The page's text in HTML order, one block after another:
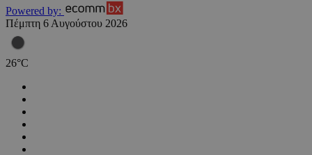
Powered by:
Πέμπτη 6 Αυγούστου 2026
26°C